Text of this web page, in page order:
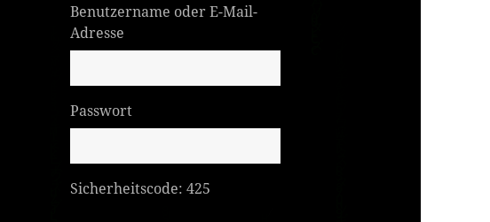
Benutzername oder E-Mail-
Adresse
Passwort
Sicherheitscode: 425